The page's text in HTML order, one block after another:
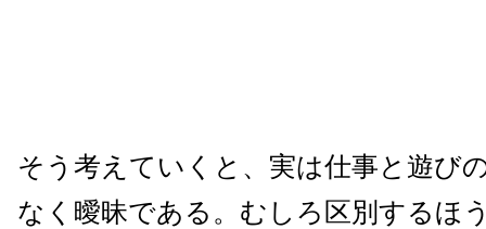
そう考えていくと、実は仕事と遊び
なく曖昧である。むしろ区別するほ